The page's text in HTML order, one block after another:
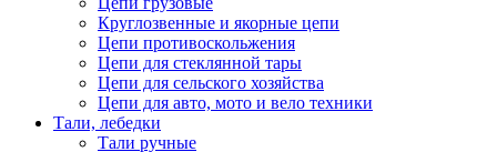
Круглозвенные и якорные цепи
Цепи противоскольжения
Цепи для стеклянной тары
Цепи для сельского хозяйства
Цепи для авто, мото и вело техники
Тали, лебедки
Тали ручные